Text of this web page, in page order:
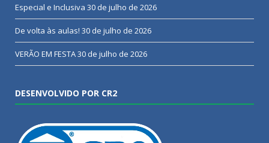
Especial e Inclusiva 30 de julho de 2026
De volta às aulas! 30 de julho de 2026
VERÃO EM FESTA30 de julho de 2026
DESENVOLVIDO POR CR2